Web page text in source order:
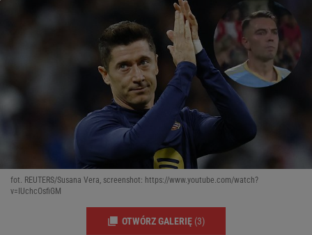
fot. REUTERS/Susana Vera, screenshot: https://www.youtube.com/watch?
v=IUchcOsfiGM
OTWÓRZ GALERIĘ (3)